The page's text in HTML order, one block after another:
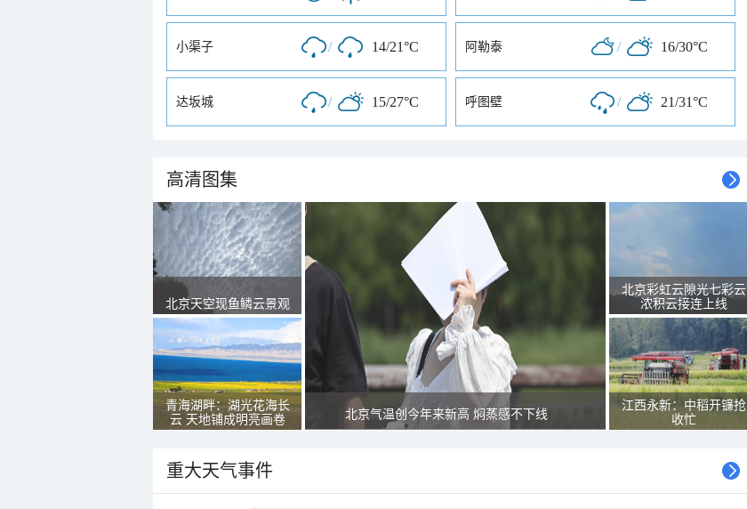
小渠子 / 14/21°C 阿勒泰 / 16/30°C
达坂城 / 15/27°C 呼图壁 / 21/31°C
高清图集
北京天空现鱼鳞云景观
青海湖畔：湖光花海长
云 天地铺成明亮画卷
北京气温创今年来新高 焖蒸感不下线
北京彩虹云隙光七彩云
浓积云接连上线
江西永新：中稻开镰抢
收忙
重大天气事件